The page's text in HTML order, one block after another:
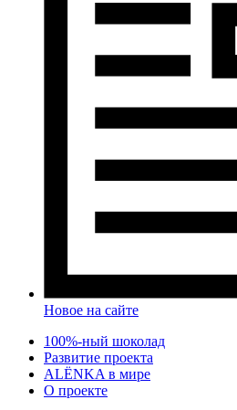
Новое на сайте
100%-ный шоколад
Развитие проекта
ALЁNKA в мире
О проекте